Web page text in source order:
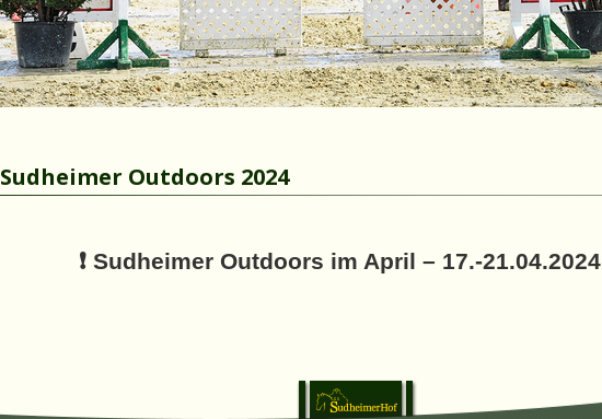
Sudheimer Outdoors 2024
❗️ Sudheimer Outdoors im April – 17.-21.04.2024